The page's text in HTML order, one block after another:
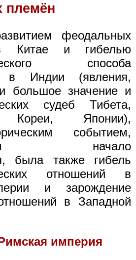
племён
феодальных
Китае и гибелью
способа
в Индии (явления,
большое значение и
судеб Тибета,
Кореи, Японии),
событием,
начало
была также гибель
отношений в
и зарождение
в Западной
империя